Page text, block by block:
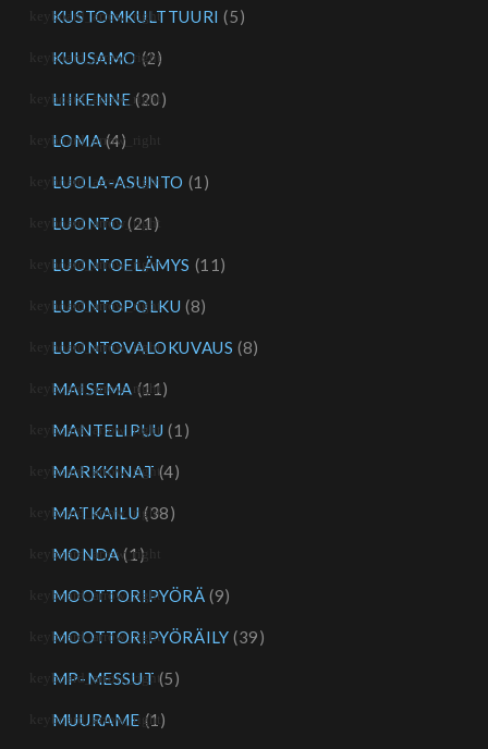
KUSTOMKULTTUURI (5)
KUUSAMO (2)
LIIKENNE (20)
LOMA (4)
LUOLA-ASUNTO (1)
LUONTO (21)
LUONTOELÄMYS (11)
LUONTOPOLKU (8)
LUONTOVALOKUVAUS (8)
MAISEMA (11)
MANTELIPUU (1)
MARKKINAT (4)
MATKAILU (38)
MONDA (1)
MOOTTORIPYÖRÄ (9)
MOOTTORIPYÖRÄILY (39)
MP-MESSUT (5)
MUURAME (1)